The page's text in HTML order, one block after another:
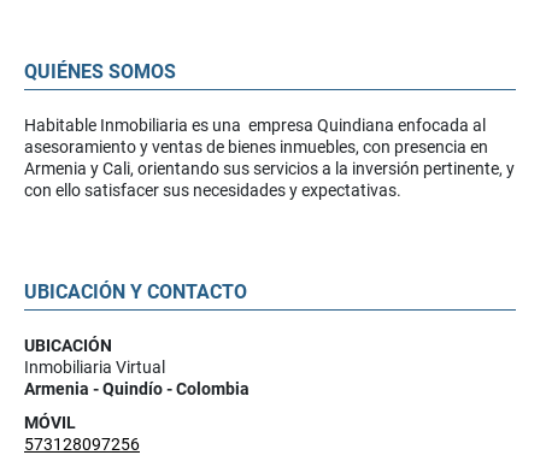
QUIÉNES SOMOS
Habitable Inmobiliaria es una empresa Quindiana enfocada al
asesoramiento y ventas de bienes inmuebles, con presencia en
Armenia y Cali, orientando sus servicios a la inversión pertinente, y
con ello satisfacer sus necesidades y expectativas.
UBICACIÓN Y CONTACTO
UBICACIÓN
Inmobiliaria Virtual
Armenia - Quindío - Colombia
MÓVIL
573128097256